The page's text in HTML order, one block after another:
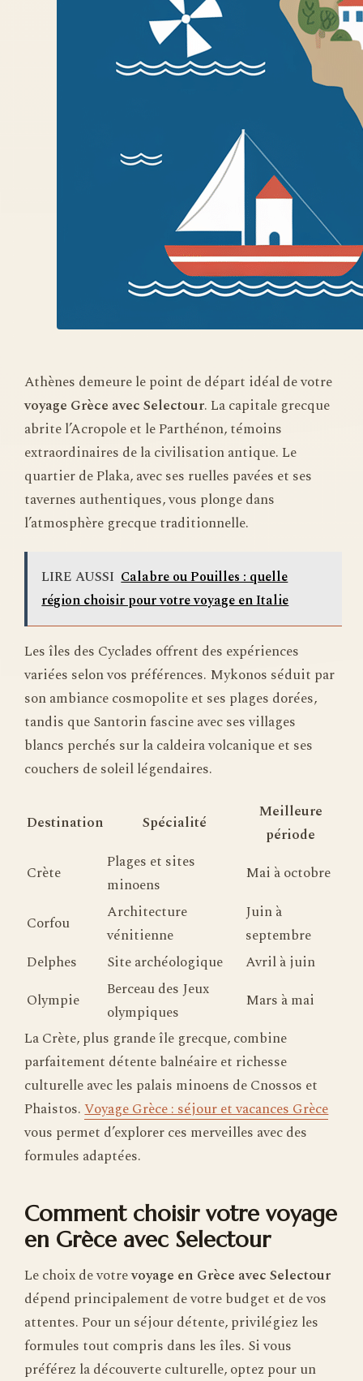
Athènes demeure le point de départ idéal de votre
voyage Grèce avec Selectour. La capitale grecque
abrite l’Acropole et le Parthénon, témoins
extraordinaires de la civilisation antique. Le
quartier de Plaka, avec ses ruelles pavées et ses
tavernes authentiques, vous plonge dans
l’atmosphère grecque traditionnelle.
LIRE AUSSI Calabre ou Pouilles : quelle
région choisir pour votre voyage en Italie
Les îles des Cyclades offrent des expériences
variées selon vos préférences. Mykonos séduit par
son ambiance cosmopolite et ses plages dorées,
tandis que Santorin fascine avec ses villages
blancs perchés sur la caldeira volcanique et ses
couchers de soleil légendaires.
Destination Spécialité
Meilleure
période
Crète
Plages et sites
minoens
Mai à octobre
Corfou
Architecture
vénitienne
Juin à
septembre
Delphes
Site archéologique
Avril à juin
Olympie
Berceau des Jeux
olympiques
Mars à mai
La Crète, plus grande île grecque, combine
parfaitement détente balnéaire et richesse
culturelle avec les palais minoens de Cnossos et
Phaistos.Voyage Grèce : séjour et vacances Grèce
vous permet d’explorer ces merveilles avec des
formules adaptées.
Comment choisir votre voyage
en Grèce avec Selectour
Le choix de votrevoyage en Grèce avec Selectour
dépend principalement de votre budget et de vos
attentes. Pour un séjour détente, privilégiez les
formules tout compris dans les îles. Si vous
préférez la découverte culturelle, optez pour un